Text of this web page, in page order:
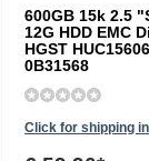
600GB 15k 2.5
12G HDD EMC
HGST
0B31568
Click for shipping